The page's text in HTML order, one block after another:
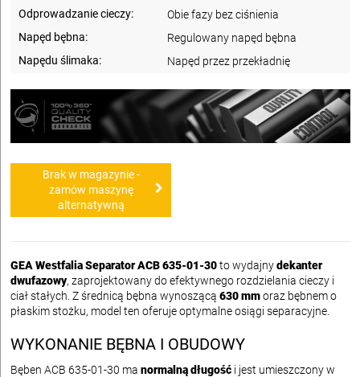
Odprowadzanie cieczy:
Obie fazy bez ciśnienia
Napęd bębna:
Regulowany napęd bębna
Napędu ślimaka:
Napęd przez przekładnię
Brak w magazynie -
zamów maszynę
alternatywną
GEA Westfalia Separator ACB 635-01-30to wydajnydekanter
dwufazowy, zaprojektowany do efektywnego rozdzielania cieczy i
ciał stałych. Z średnicą bębna wynoszącą 630 mmoraz bębnem o
płaskim stożku, model ten oferuje optymalne osiągi separacyjne.
WYKONANIE BĘBNA I OBUDOWY
Bęben ACB 635-01-30 ma normalną długość i jest umieszczony w